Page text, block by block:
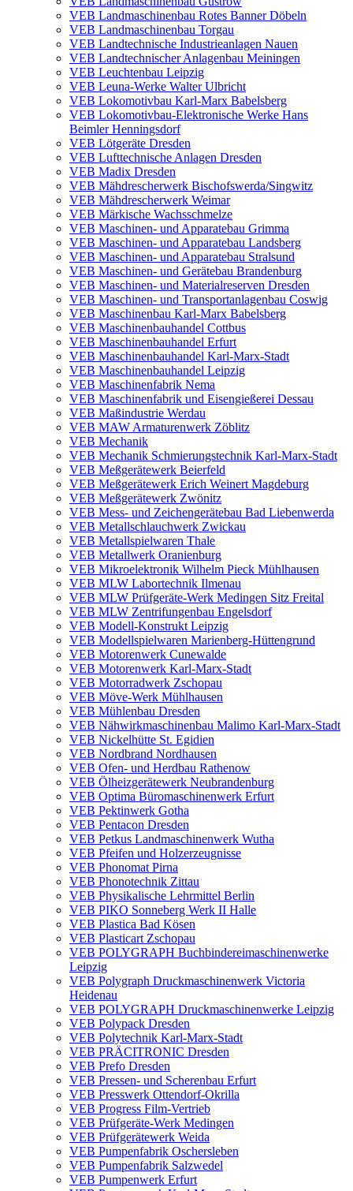
VEB Landmaschinenbau Rotes Banner Döbeln
VEB Landmaschinenbau Torgau
VEB Landtechnische Industrieanlagen Nauen
VEB Landtechnischer Anlagenbau Meiningen
VEB Leuchtenbau Leipzig
VEB Leuna-Werke Walter Ulbricht
VEB Lokomotivbau Karl-Marx Babelsberg
VEB Lokomotivbau-Elektronische Werke Hans
Beimler Henningsdorf
VEB Lötgeräte Dresden
VEB Lufttechnische Anlagen Dresden
VEB Madix Dresden
VEB Mähdrescherwerk Bischofswerda/Singwitz
VEB Mähdrescherwerk Weimar
VEB Märkische Wachsschmelze
VEB Maschinen- und Apparatebau Grimma
VEB Maschinen- und Apparatebau Landsberg
VEB Maschinen- und Apparatebau Stralsund
VEB Maschinen- und Gerätebau Brandenburg
VEB Maschinen- und Materialreserven Dresden
VEB Maschinen- und Transportanlagenbau Coswig
VEB Maschinenbau Karl-Marx Babelsberg
VEB Maschinenbauhandel Cottbus
VEB Maschinenbauhandel Erfurt
VEB Maschinenbauhandel Karl-Marx-Stadt
VEB Maschinenbauhandel Leipzig
VEB Maschinenfabrik Nema
VEB Maschinenfabrik und Eisengießerei Dessau
VEB Maßindustrie Werdau
VEB MAW Armaturenwerk Zöblitz
VEB Mechanik
VEB Mechanik Schmierungstechnik Karl-Marx-Stadt
VEB Meßgerätewerk Beierfeld
VEB Meßgerätewerk Erich Weinert Magdeburg
VEB Meßgerätewerk Zwönitz
VEB Mess- und Zeichengerätebau Bad Liebenwerda
VEB Metallschlauchwerk Zwickau
VEB Metallspielwaren Thale
VEB Metallwerk Oranienburg
VEB Mikroelektronik Wilhelm Pieck Mühlhausen
VEB MLW Labortechnik Ilmenau
VEB MLW Prüfgeräte-Werk Medingen Sitz Freital
VEB MLW Zentrifungenbau Engelsdorf
VEB Modell-Konstrukt Leipzig
VEB Modellspielwaren Marienberg-Hüttengrund
VEB Motorenwerk Cunewalde
VEB Motorenwerk Karl-Marx-Stadt
VEB Motorradwerk Zschopau
VEB Möve-Werk Mühlhausen
VEB Mühlenbau Dresden
VEB Nähwirkmaschinenbau Malimo Karl-Marx-Stadt
VEB Nickelhütte St. Egidien
VEB Nordbrand Nordhausen
VEB Ofen- und Herdbau Rathenow
VEB Ölheizgerätewerk Neubrandenburg
VEB Optima Büromaschinenwerk Erfurt
VEB Pektinwerk Gotha
VEB Pentacon Dresden
VEB Petkus Landmaschinenwerk Wutha
VEB Pfeifen und Holzerzeugnisse
VEB Phonomat Pirna
VEB Phonotechnik Zittau
VEB Physikalische Lehrmittel Berlin
VEB PIKO Sonneberg Werk II Halle
VEB Plastica Bad Kösen
VEB Plasticart Zschopau
VEB POLYGRAPH Buchbindereimaschinenwerke
Leipzig
VEB Polygraph Druckmaschinenwerk Victoria
Heidenau
VEB POLYGRAPH Druckmaschinenwerke Leipzig
VEB Polypack Dresden
VEB Polytechnik Karl-Marx-Stadt
VEB PRÄCITRONIC Dresden
VEB Prefo Dresden
VEB Pressen- und Scherenbau Erfurt
VEB Presswerk Ottendorf-Okrilla
VEB Progress Film-Vertrieb
VEB Prüfgeräte-Werk Medingen
VEB Prüfgerätewerk Weida
VEB Pumpenfabrik Oschersleben
VEB Pumpenfabrik Salzwedel
VEB Pumpenwerk Erfurt